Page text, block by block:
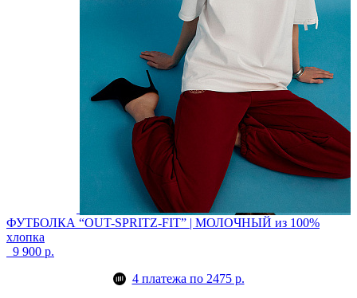
ФУТБОЛКА “OUT-SPRITZ-FIT” | МОЛОЧНЫЙ из 100%
хлопка
9 900 р.
4 платежа по 2475 р.